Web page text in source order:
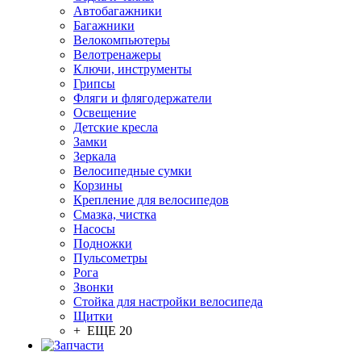
Автобагажники
Багажники
Велокомпьютеры
Велотренажеры
Ключи, инструменты
Грипсы
Фляги и флягодержатели
Освещение
Детские кресла
Замки
Зеркала
Велосипедные сумки
Корзины
Крепление для велосипедов
Смазка, чистка
Насосы
Подножки
Пульсометры
Рога
Звонки
Стойка для настройки велосипеда
Щитки
+ ЕЩЕ 20